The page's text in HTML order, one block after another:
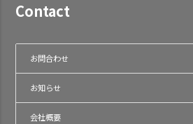
Contact
お問合わせ
お知らせ
会社概要